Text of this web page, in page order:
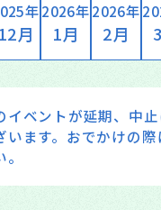
年
12月
2026年
1月
2026年
2月
イベントが延期、中
います。おでかけの